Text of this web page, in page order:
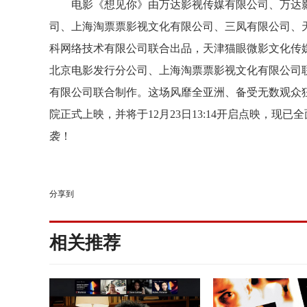
电影《想见你》由万达影视传媒有限公司、万
司、上海淘票票影视文化有限公司、三凤有限公司
科网络技术有限公司联合出品， 天津猫眼微影文化传
北京电影发行分公司、上海淘票票影视文化有限公司
有限公司 联合制作。 这场风靡全亚洲、备受无数观众
院正式 上映 ， 并将于12 月 23日 13:14开启点映 ， 现已全
袭 ！
分享到
相关推荐